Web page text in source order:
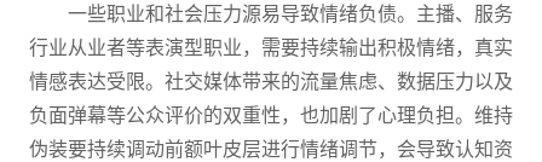
一些职业和社会压力源易导致情绪负债。主播、服务
行业从业者等表演型职业，需要持续输出积极情绪，真实
情感表达受限。社交媒体带来的流量焦虑、数据压力以及
负面弹幕等公众评价的双重性，也加剧了心理负担。维持
伪装要持续调动前额叶皮层进行情绪调节，会导致认知资